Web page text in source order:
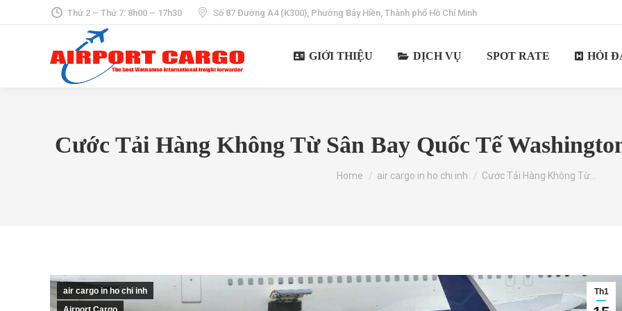
Thứ 2 – Thứ 7: 8h00 – 17h30 Số 87 Đường A4 (K300), Phường Bảy Hiền, Thành phố Hồ Chí Minh
GIỚI THIỆU DỊCH VỤ SPOT RATE HỎI
Cước Tải Hàng Không Từ Sân Bay Quốc Tế
You are here:
Home air cargo in ho chi inh Cước Tải Hàng Không Từ…
Th1
air cargo in ho chi inh